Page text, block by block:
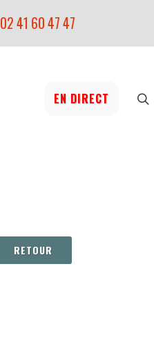
02 41 60 47 47
EN DIRECT
RETOUR